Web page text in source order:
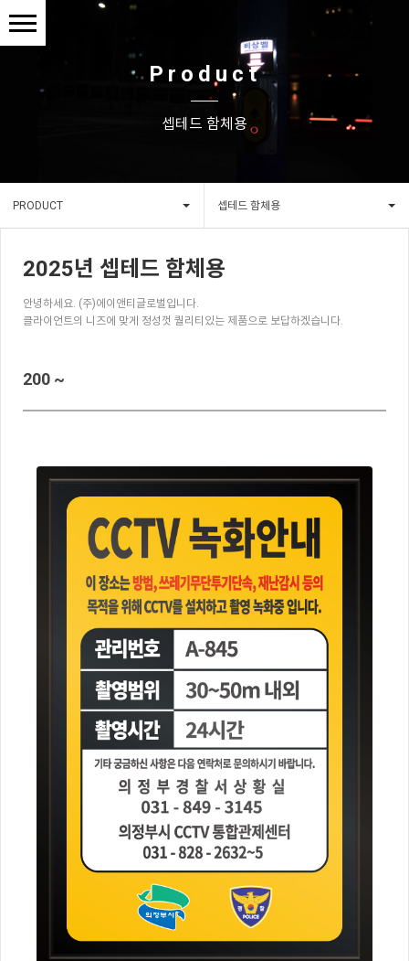
Product
셉테드 함체용
PRODUCT 셉테드 함체용
2025년 셉테드 함체용
안녕하세요. (주)에이앤티글로벌입니다.
클라이언트의 니즈에 맞게 정성껏 퀄리티있는 제품으로 보답하겠습니다.
200 ~